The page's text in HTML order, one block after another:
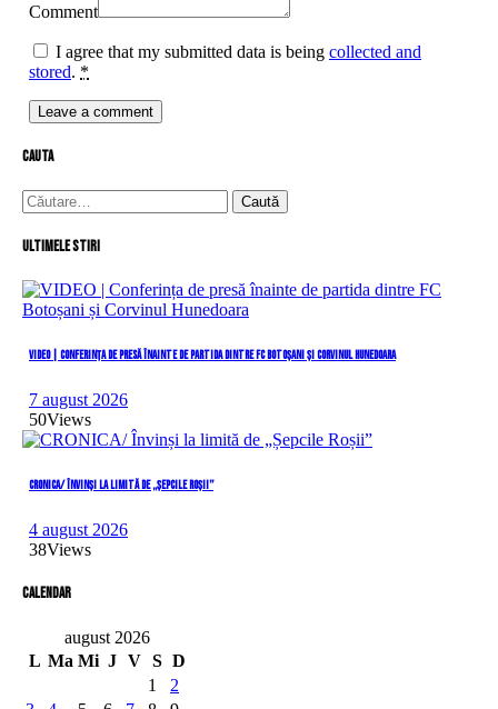
Comment
I agree that my submitted data is being collected and
stored. *
cauta
Caută
după:
Ultimele stiri
VIDEO | Conferința de presă înainte de partida dintre FC Botoșani și Corvinul Hunedoara
7 august 2026
50Views
CRONICA/ Învinși la limită de „Șepcile Roșii”
4 august 2026
38Views
Calendar
august 2026
L Ma Mi J V S D
1
2